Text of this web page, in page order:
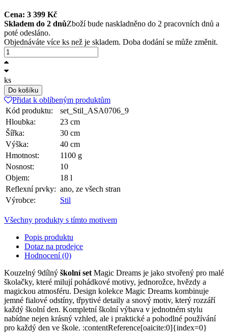
Cena: 3 399 Kč
Skladem do 2 dnůZboží bude naskladněno do 2 pracovních dnů a
poté odesláno.
Objednáváte více ks než je skladem. Doba dodání se může změnit.
ks
Do košíku
Přidat k oblíbeným produktům
Kód produktu:
set_Stil_ASA0706_9
Hloubka:
23 cm
Šířka:
30 cm
Výška:
40 cm
Hmotnost:
1100 g
Nosnost:
10
Objem:
18 l
Reflexní prvky: ano, ze všech stran
Výrobce:
Stil
Všechny produkty s tímto motivem
Popis produktu
Dotaz na prodejce
Hodnocení (0)
Kouzelný 9dílný školní set Magic Dreams je jako stvořený pro malé
školačky, které milují pohádkové motivy, jednorožce, hvězdy a
magickou atmosféru. Design kolekce Magic Dreams kombinuje
jemné fialové odstíny, třpytivé detaily a snový motiv, který rozzáří
každý školní den. Kompletní školní výbava v jednotném stylu
nabídne nejen krásný vzhled, ale i praktické a pohodlné používání
pro každý den ve škole. :contentReference[oaicite:0]{index=0}